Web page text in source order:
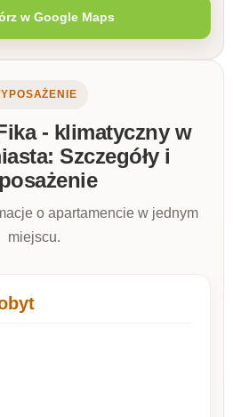
w Google Maps
- klimatyczny w
Szczegóły i
o apartamencie w jednym
miejscu.